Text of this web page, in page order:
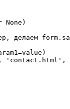
None)
делаем